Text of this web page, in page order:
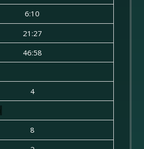
6:10
21:27
46:58
4
8